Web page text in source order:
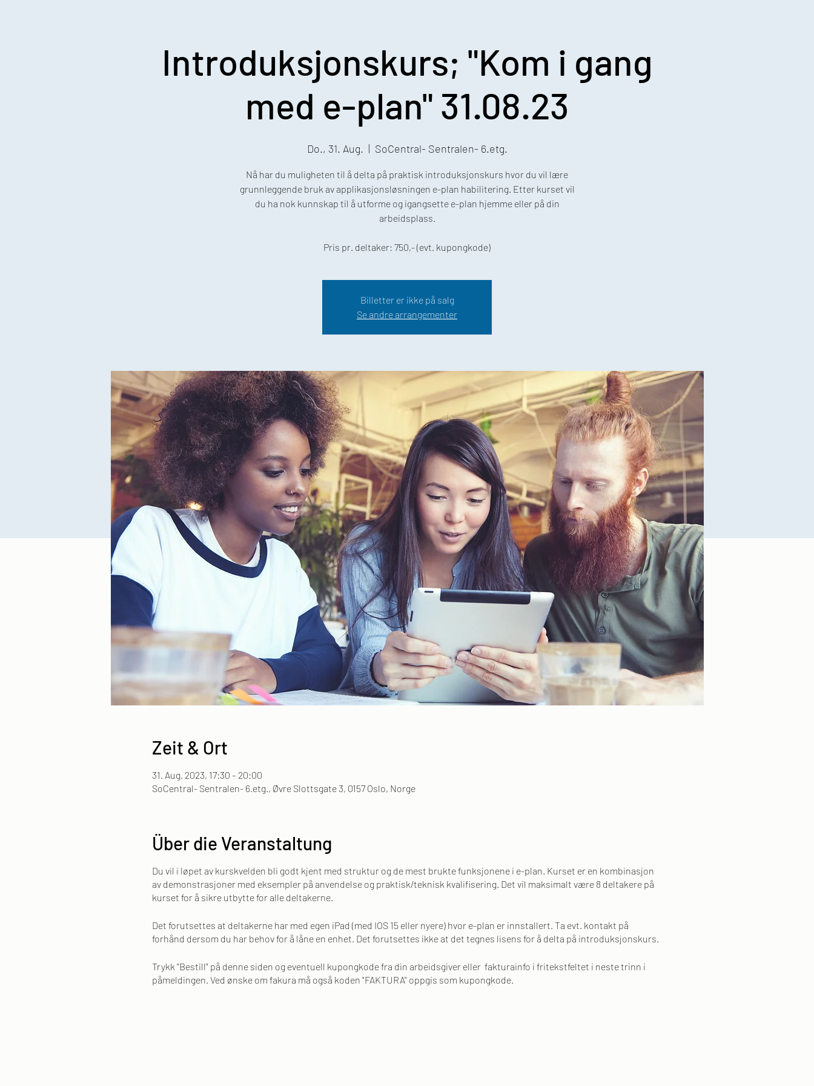
Introduksjonskurs; "Kom i gang
med e-plan" 31.08.23
Do., 31. Aug.
  |
SoCentral- Sentralen- 6.etg.
Nå har du muligheten til å delta på praktisk introduksjonskurs hvor du vil lære
grunnleggende bruk av applikasjonsløsningen e-plan habilitering. Etter kurset vil
du ha nok kunnskap til å utforme og igangsette e-plan hjemme eller på din
arbeidsplass.
Pris pr. deltaker: 750,- (evt. kupongkode)
Billetter er ikke på salg
Se andre arrangementer
Zeit & Ort
31. Aug. 2023, 17:30 – 20:00
SoCentral- Sentralen- 6.etg., Øvre Slottsgate 3, 0157 Oslo, Norge
Über die Veranstaltung
Du vil i løpet av kurskvelden bli godt kjent med struktur og de mest brukte funksjonene i e-plan. Kurset er en kombinasjon
av demonstrasjoner med eksempler på anvendelse og praktisk/teknisk kvalifisering. Det vil maksimalt være 8 deltakere på
kurset for å sikre utbytte for alle deltakerne.
Det forutsettes at deltakerne har med egen iPad (med IOS 15 eller nyere) hvor e-plan er innstallert. Ta evt. kontakt på
forhånd dersom du har behov for å låne en enhet. Det forutsettes ikke at det tegnes lisens for å delta på introduksjonskurs.
Trykk "Bestill" på denne siden og eventuell kupongkode fra din arbeidsgiver eller fakturainfo i fritekstfeltet i neste trinn i
påmeldingen. Ved ønske om fakura må også koden "FAKTURA" oppgis som kupongkode.